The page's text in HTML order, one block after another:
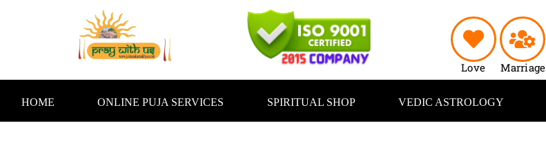
Love
Marriage
HOME ONLINE PUJA SERVICES SPIRITUAL SHOP VEDIC ASTROLOGY